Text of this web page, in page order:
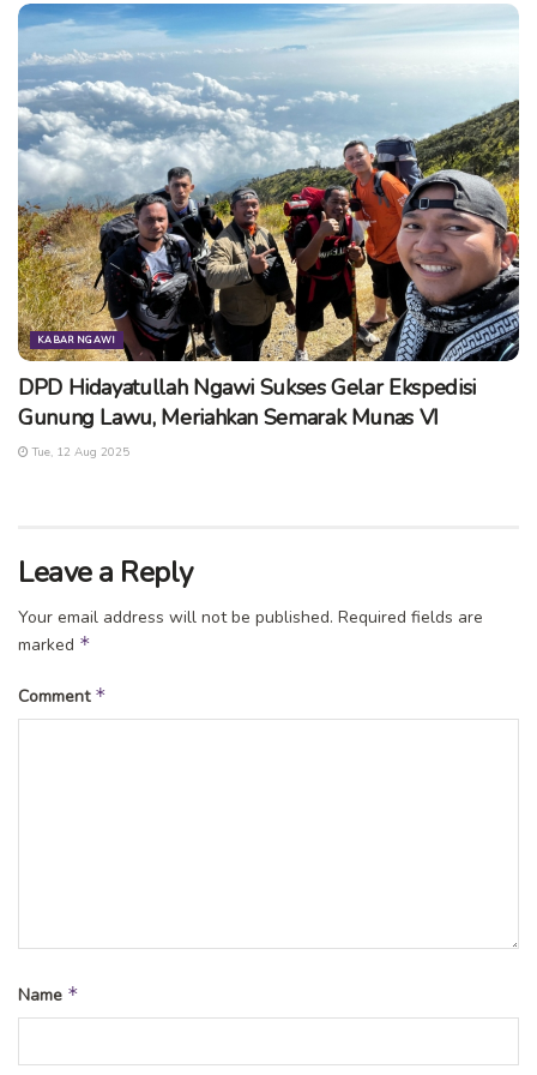
dan 6dijatuhi hukumandisiplin sedang atau ringan.
Penjatuhan hukuman disiplin itu dilakukan dengan
mempertimbangkan latar belakang dan dampak perbuatan
yang dilakukan oleh ASN tersebut. (kn/cse)
Tags: bkn pelanggaran asn pns ujaran kebencian
KABAR NGAWI
DPD Hidayatullah Ngawi Sukses Gelar Ekspedisi
Gunung Lawu, Meriahkan Semarak Munas VI
Tue, 12 Aug 2025
Leave a Reply
Your email address will not be published. Required fields are
marked *
Comment *
Name *